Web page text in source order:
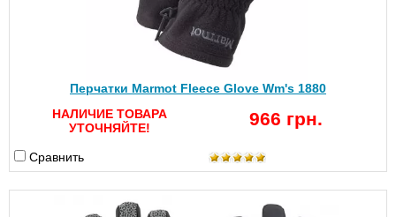
Перчатки Marmot Fleece Glove Wm's 1880
НАЛИЧИЕ ТОВАРА
УТОЧНЯЙТЕ!
966 грн.
Сравнить